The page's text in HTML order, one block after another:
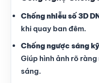
Chống nhiễu số 3D
khi quay ban đêm.
Chống ngược sáng
Giúp hình ảnh rõ
sáng.